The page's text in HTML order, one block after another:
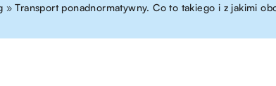
»Transport ponadnormatywny. Co to takiego i z jakimi